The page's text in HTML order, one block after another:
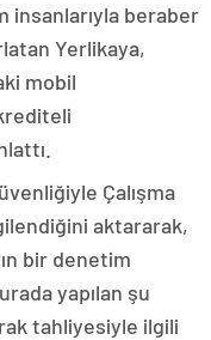
insanlarıyla beraber
Yerlikaya,
mobil
Çalışma
aktararak,
bir denetim
yapılan şu
tahliyesiyle ilgili